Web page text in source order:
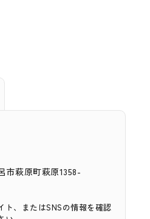
市萩原町萩原1358-
、またはSNSの情報を確認